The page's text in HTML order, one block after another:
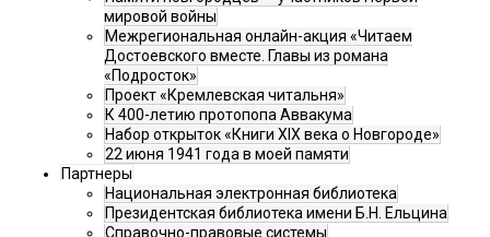
мировой войны
Межрегиональная онлайн-акция «Читаем
Достоевского вместе. Главы из романа
«Подросток»
Проект «Кремлевская читальня»
К 400-летию протопопа Аввакума
Набор открыток «Книги XIX века о Новгороде»
22 июня 1941 года в моей памяти
Партнеры
Национальная электронная библиотека
Президентская библиотека имени Б.Н. Ельцина
Справочно-правовые системы